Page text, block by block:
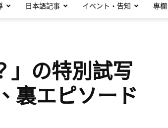
日本語記事 イベント・告知 專欄
」の特別試写
裏エピソード